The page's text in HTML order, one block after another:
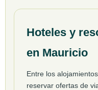
Hoteles y
en Mauricio
Entre los
reservar ofertas de